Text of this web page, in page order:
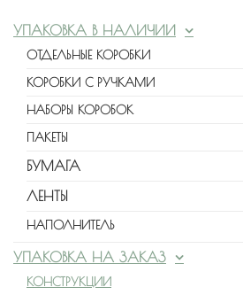
УПАКОВКА В НАЛИЧИИ
ОТДЕЛЬНЫЕ КОРОБКИ
КОРОБКИ С РУЧКАМИ
НАБОРЫ КОРОБОК
ПАКЕТЫ
БУМАГА
ЛЕНТЫ
НАПОЛНИТЕЛЬ
УПАКОВКА НА ЗАКАЗ
КОНСТРУКЦИИ